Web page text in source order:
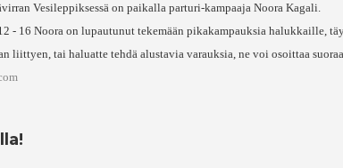
Vesileppiksessä on paikalla parturi-kampaaja Noora Kagali.
- 16 Noora on lupautunut tekemään pikakampauksia halukkaille,
liittyen, tai haluatte tehdä alustavia varauksia, ne voi osoittaa